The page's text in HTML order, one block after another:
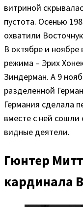
витриной
пустота. Осенью
охватили
В октябре и
режима – Эрих
Зиндерман. А 9
разделенной
Германия сделала
вместе с ней сошли
видные деятели.
Гюнтер
кардинала